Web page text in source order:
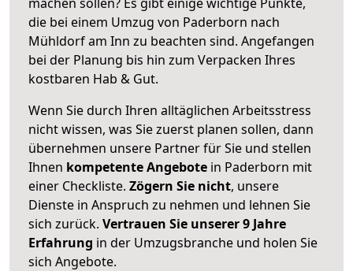
die bei einem Umzug von Paderborn nach
Mühldorf am Inn zu beachten sind. Angefangen
bei der Planung bis hin zum Verpacken Ihres
kostbaren Hab & Gut.
Wenn Sie durch Ihren alltäglichen Arbeitsstress
nicht wissen, was Sie zuerst planen sollen, dann
übernehmen unsere Partner für Sie und stellen
Ihnen kompetente Angebote in Paderborn mit
einer Checkliste. Zögern Sie nicht, unsere
Dienste in Anspruch zu nehmen und lehnen Sie
sich zurück. Vertrauen Sie unserer 9 Jahre
Erfahrung in der Umzugsbranche und holen Sie
sich Angebote.